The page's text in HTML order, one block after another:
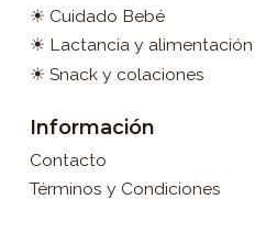
☀ Cuidado Bebé
☀ Lactancia y alimentación
☀ Snack y colaciones
Información
Contacto
Términos y Condiciones